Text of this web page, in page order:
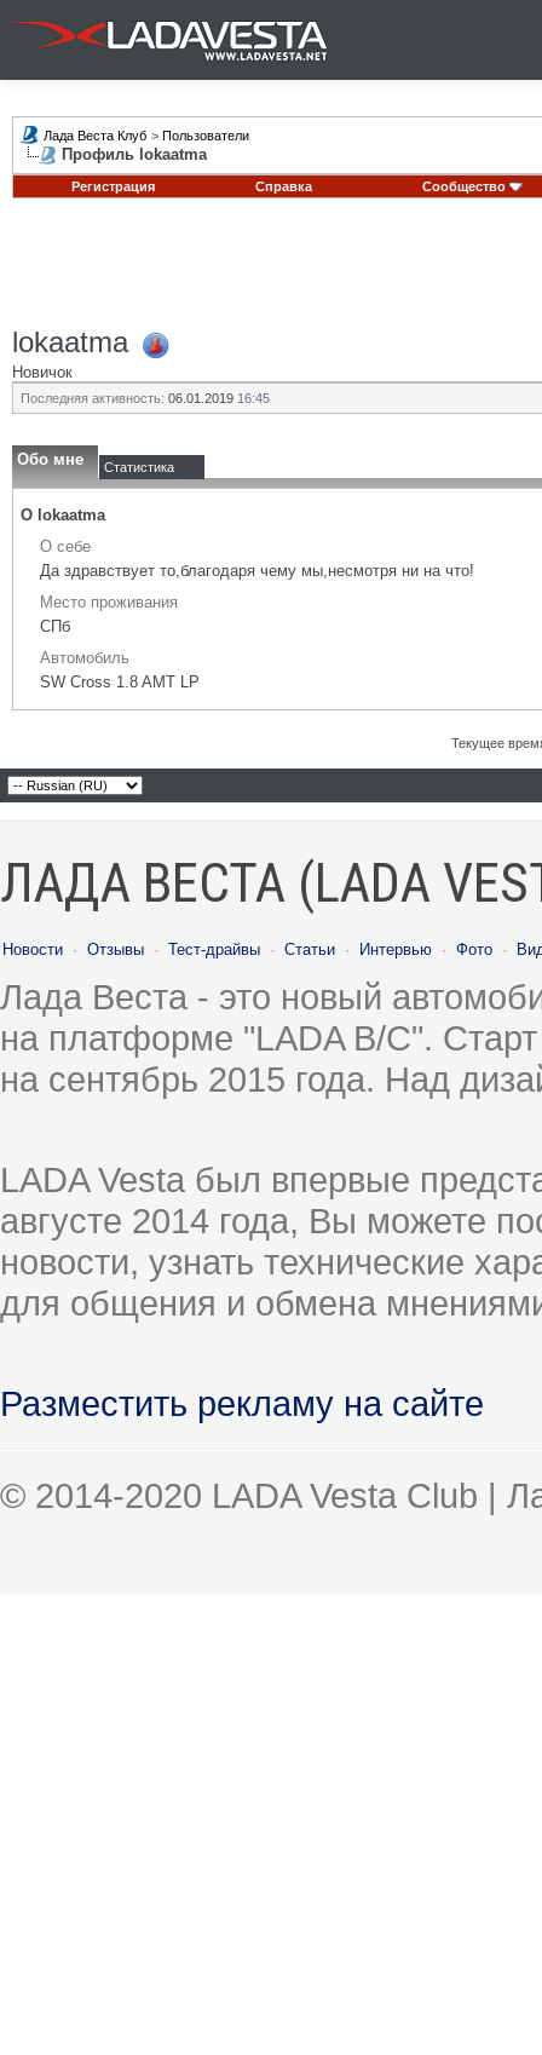
Лада Веста Клуб > Пользователи
Профиль lokaatma
Регистрация Справка Сообщество
lokaatma
Новичок
Последняя активность: 06.01.2019 16:45
Обо мне Статистика
О lokaatma
О себе
Да здравствует то,благодаря чему мы,несмотря ни на что!
Место проживания
СПб
Автомобиль
SW Cross 1.8 AMT LP
Текущее
ЛАДА ВЕСТА (LADA
Новости · Отзывы · Тест-драйвы · Статьи · Интервью · Фото ·
Лада Веста - это новый
на платформе "LADA B/C".
на сентябрь 2015 года. Над
LADA Vesta был впервые
августе 2014 года, Вы можете
новости, узнать технические
для общения и обмена
Разместить рекламу на сайте
© 2014-2020 LADA Vesta Club |